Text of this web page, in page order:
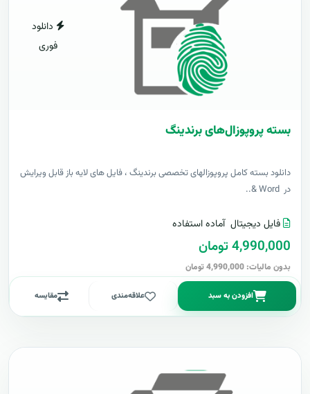
دانلود
فوری
بسته پروپوزال‌های برندینگ
دانلود بسته کامل پروپوزالهای تخصصی برندینگ ، فایل های لایه باز قابل ویرایش
در Word &..
فایل دیجیتال آماده استفاده
4,990,000 تومان
بدون مالیات: 4,990,000 تومان
افزودن به سبد علاقه‌مندی مقایسه